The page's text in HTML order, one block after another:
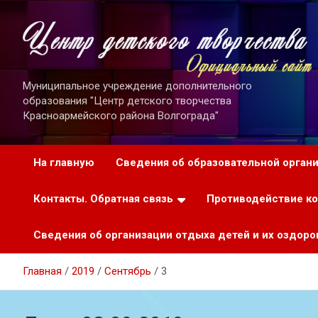
содержимому
Муниципальное учреждение дополнительного
образования "Центр детского творчества
Красноармейского района Волгограда"
На главную Сведения об образовательной
Контакты. Обратная связь Противодействие
Сведения об организации отдыха детей и их
Главная 2019 Сентябрь 3